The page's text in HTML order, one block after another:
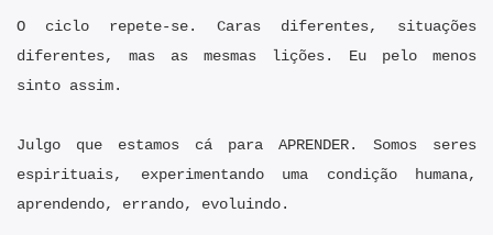
O ciclo repete-se. Caras diferentes, situações
diferentes, mas as mesmas lições. Eu pelo menos
sinto assim.
Julgo que estamos cá para APRENDER. Somos seres
espirituais, experimentando uma condição humana,
aprendendo, errando, evoluindo.